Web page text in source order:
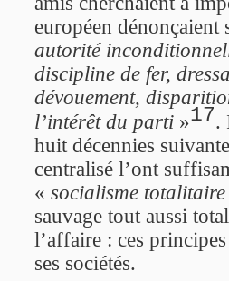
européen dénonçaient
autorité
discipline de fer,
dévouement,
l’intérêt du parti »17.
huit décennies
centralisé l’ont
« socialisme totalitaire
sauvage tout aussi
l’affaire : ces
ses sociétés.